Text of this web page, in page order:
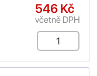
546 Kč
včetně DPH